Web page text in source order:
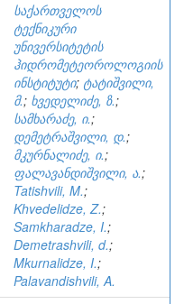
საქართველოს
ტექნიკური
უნივერსიტეტის
ჰიდრომეტეოროლოგიის
ინსტიტუტი; ტატიშვილი,
მ.; ხვედელიძე, ზ.;
სამხარაძე, ი.;
დემეტრაშვილი, დ.;
მკურნალიძე, ი.;
ფალავანდიშვილი, ა.;
Tatishvili, M.;
Khvedelidze, Z.;
Samkharadze, I.;
Demetrashvili, d.;
Mkurnalidze, I.;
Palavandishvili, A.